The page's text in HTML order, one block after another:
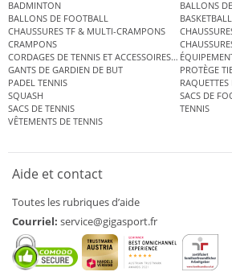
BADMINTON
BALLONS
BALLONS DE FOOTBALL
BASKETBALL
CHAUSSURES TF & MULTI-CRAMPONS
CRAMPONS
CORDAGES DE TENNIS ET ACCESSOIRES DE TENNIS
GANTS DE GARDIEN DE BUT
PROTÈGE
PADEL TENNIS
SQUASH
SACS DE
SACS DE TENNIS
TENNIS
VÊTEMENTS DE TENNIS
Aide et contact
Toutes les rubriques d’aide
Courriel: service@gigasport.fr